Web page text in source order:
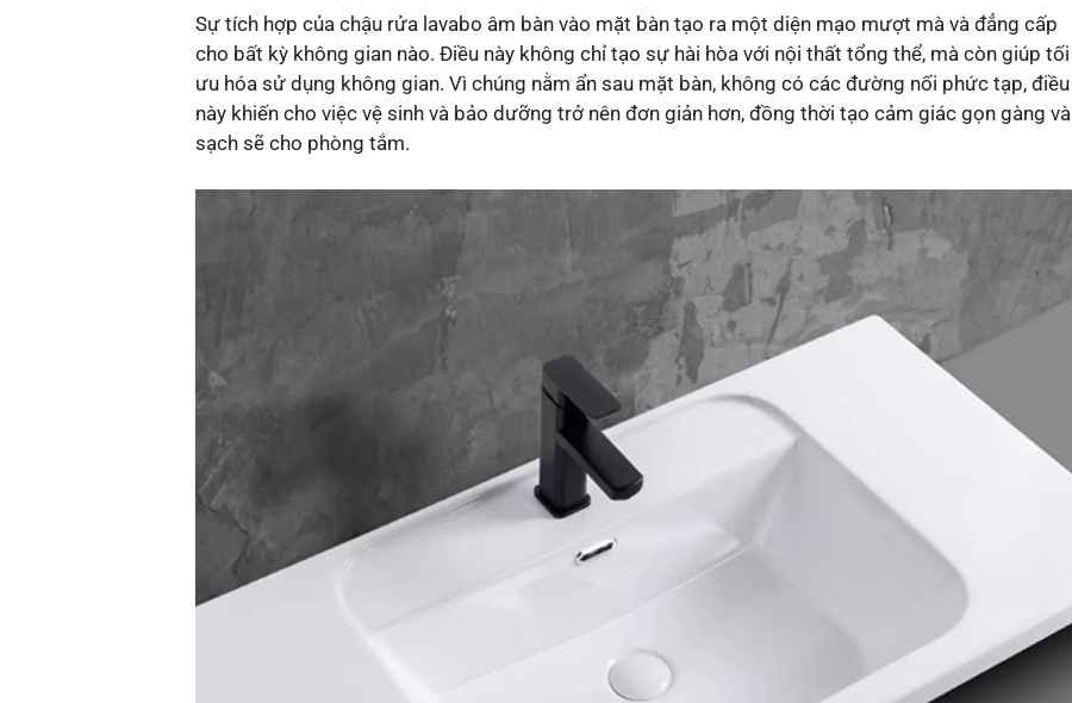
Sự tích hợp của chậu rửa lavabo âm bàn vào mặt bàn tạo ra một diện mạo mượt mà và đẳng cấp
cho bất kỳ không gian nào. Điều này không chỉ tạo sự hài hòa với nội thất tổng thể, mà còn giúp tối
ưu hóa sử dụng không gian. Vì chúng nằm ẩn sau mặt bàn, không có các đường nối phức tạp, điều
này khiến cho việc vệ sinh và bảo dưỡng trở nên đơn giản hơn, đồng thời tạo cảm giác gọn gàng và
sạch sẽ cho phòng tắm.